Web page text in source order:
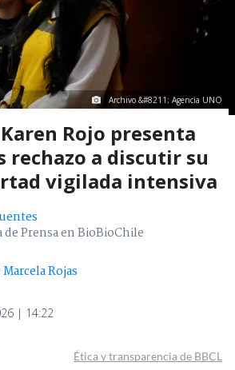
Archivo &#8211; Agencia UNO
Rojo presenta
rechazo a discutir su
vigilada intensiva
de Prensa en BioBioChile
Marcela Rojas
| 14:22
Ética y transparencia de BBCL